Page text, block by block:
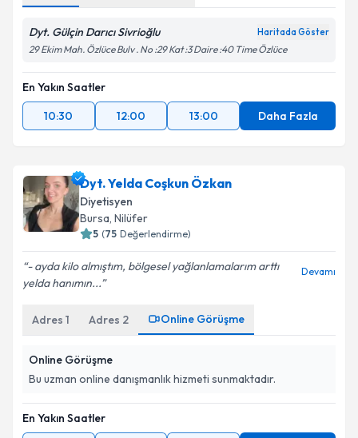
Takvim Talebini Gönder
Dyt. Gülçin Darıcı Sivrioğlu Haritada Göster
29 Ekim Mah. Özlüce Bulv . No :29 Kat :3 Daire :40 Time Özlüce
En Yakın Saatler
10:30
12:00 13:00 Daha Fazla
Dyt. Yelda Coşkun Özkan
Diyetisyen
Bursa, Nilüfer
5 (75 Değerlendirme)
- ayda kilo almıştım, bölgesel yağlanlamalarım arttı
yelda hanımın...
Devamı
Adres 1 Adres 2 Online Görüşme
Online Görüşme
Bu uzman online danışmanlık hizmeti sunmaktadır.
En Yakın Saatler